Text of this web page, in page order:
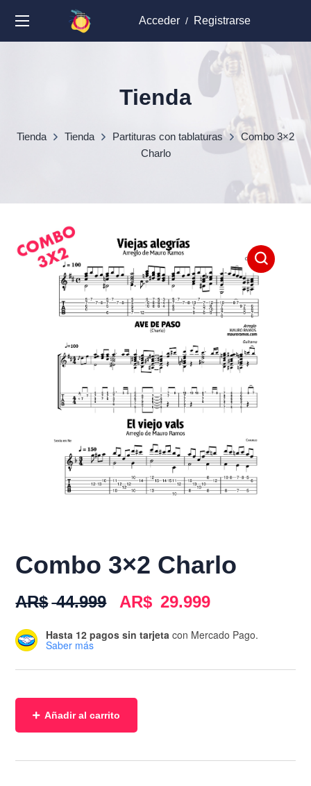
Acceder/ Registrarse
Tienda
Tienda Tienda Partituras con tablaturas
Combo 3×2
Charlo
Combo 3×2 Charlo
AR$44.999 AR$ 29.999
Hasta 12 pagos sin tarjeta con Mercado Pago.
Saber más
Añadir al carrito